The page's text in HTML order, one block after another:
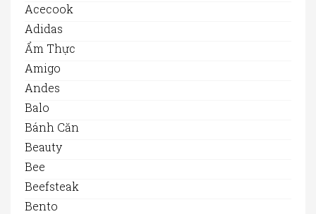
Acecook
Adidas
Ẩm Thực
Amigo
Andes
Balo
Bánh Căn
Beauty
Bee
Beefsteak
Bento